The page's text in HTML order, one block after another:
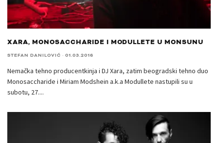
XARA, MONOSACCHARIDE I MODULLETE U MONSUNU
STEFAN DANILOVIĆ · 01.03.2016
Nemačka tehno producentkinja i DJ Xara, zatim beogradski tehno duo
Monosaccharide i Miriam Modshein a.k.a Modullete nastupili su u
subotu, 27....